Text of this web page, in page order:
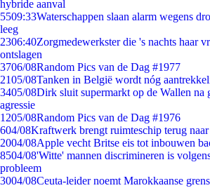
hybride aanval
5509:33Waterschappen slaan alarm wegens
leeg
2306:40Zorgmedewerkster die 's nachts haar
ontslagen
3706/08Random Pics van de Dag #1977
2105/08Tanken in België wordt nóg
3405/08Dirk sluit supermarkt op de Wallen na
agressie
1205/08Random Pics van de Dag #1976
604/08Kraftwerk brengt ruimteschip terug
2004/08Apple vecht Britse eis tot inbouwen
8504/08'Witte' mannen discrimineren is
probleem
3004/08Ceuta-leider noemt Marokkaanse